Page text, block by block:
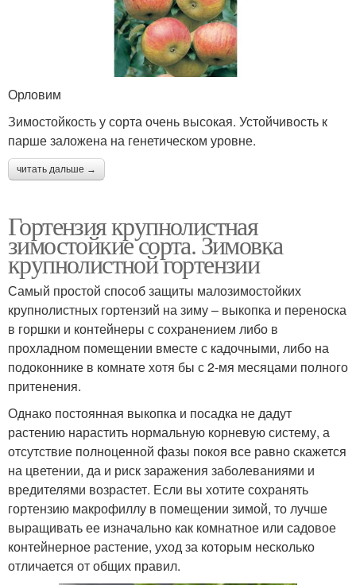
Орловим
Зимостойкость у сорта очень высокая. Устойчивость к
парше заложена на генетическом уровне.
читать дальше →
Гортензия крупнолистная
зимостойкие сорта. Зимовка
крупнолистной гортензии
Самый простой способ защиты малозимостойких
крупнолистных гортензий на зиму – выкопка и переноска
в горшки и контейнеры с сохранением либо в
прохладном помещении вместе с кадочными, либо на
подоконнике в комнате хотя бы с 2-мя месяцами полного
притенения.
Однако постоянная выкопка и посадка не дадут
растению нарастить нормальную корневую систему, а
отсутствие полноценной фазы покоя все равно скажется
на цветении, да и риск заражения заболеваниями и
вредителями возрастет. Если вы хотите сохранять
гортензию макрофиллу в помещении зимой, то лучше
выращивать ее изначально как комнатное или садовое
контейнерное растение, уход за которым несколько
отличается от общих правил.